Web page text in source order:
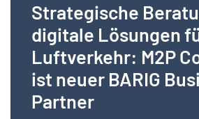
Strategische
digitale Lösungen
Luftverkehr: M2P
ist neuer BARIG
Partner